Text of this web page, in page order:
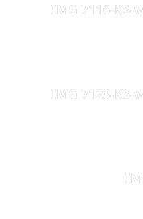
IMG 7116-KS-
IMG 7123-KS-